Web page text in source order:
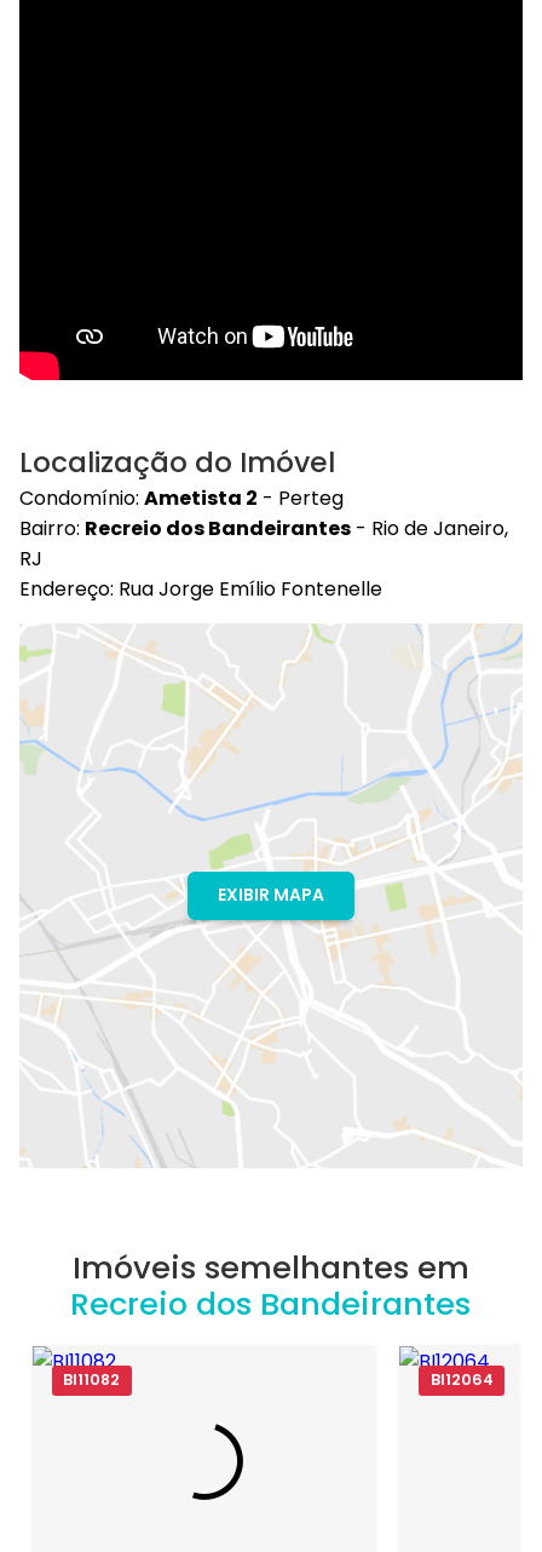
Localização do Imóvel
Condomínio: Ametista 2 - Perteg
Bairro: Recreio dos Bandeirantes - Rio de Janeiro,
RJ
Endereço: Rua Jorge Emílio Fontenelle
EXIBIR MAPA
Imóveis semelhantes em
Recreio dos Bandeirantes
BI11082 BI12064